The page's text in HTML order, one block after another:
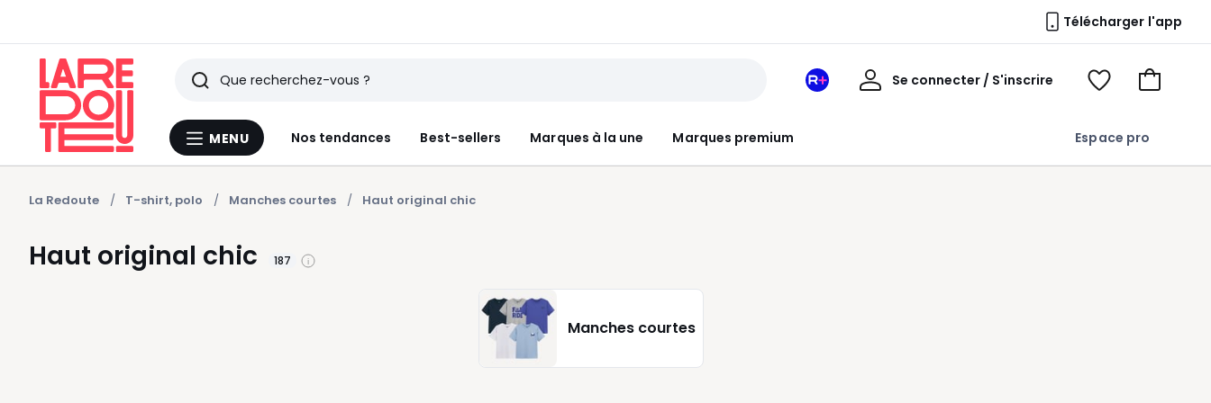
Télécharger l'app
Menu
MENU Nos tendances Best-sellers Marques à la une Marques premium Espace pro
Rechercher
Derniers
articles
vus
Mon
Se connecter / S'inscrire
Mon
Voir
Voir
La Redoute T-shirt, polo Manches courtes Haut original chic
Haut original chic 187
Manches courtes